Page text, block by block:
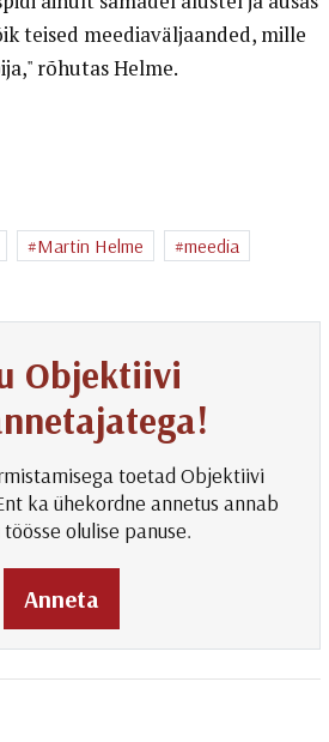
teised meediaväljaanded, mille
rõhutas Helme.
Martin Helme
meedia
Objektiivi
toetad Objektiivi
ka ühekordne annetus annab
olulise panuse.
Anneta